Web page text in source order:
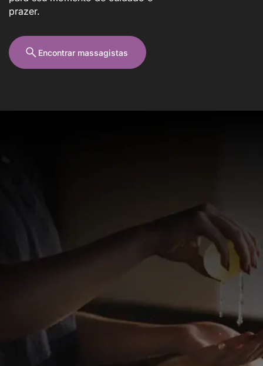
prazer.
Encontrar massagistas
massagem relaxante ou liberação miofascial com a
Santana, São Paulo - SP
Ola sou a Juliana, faço um mix de